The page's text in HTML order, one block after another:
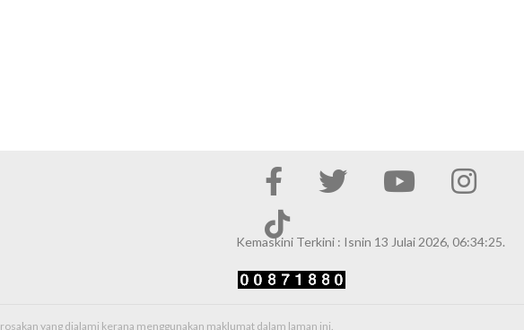
Kemaskini Terkini : Isnin 13 Julai 2026, 06:34:25.
yang dialami kerana menggunakan maklumat dalam laman ini.